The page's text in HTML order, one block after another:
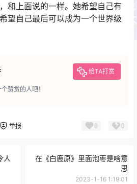
和上面说的一样。她希望自己有
望自己最后可以成为一个世界级
给TA打赏
赞赏的人吧！
举报 0 0
人
在《白鹿原》里面泡枣是啥意
思
2023-1-16 1:19:01